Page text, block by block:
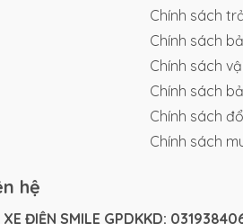
Chính sách
Chính sách
Chính sách
Chính sách
Chính sách
Chính sách
hệ
XE ĐIỆN SMILE GPDKKD: